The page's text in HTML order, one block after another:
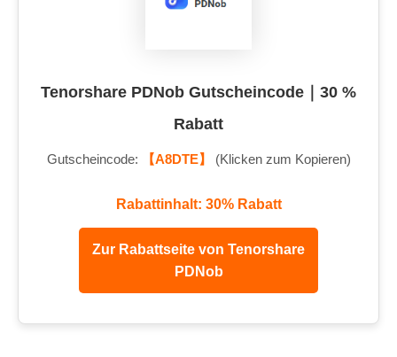
Tenorshare PDNob Gutscheincode｜30 %
Rabatt
Gutscheincode: 【A8DTE】 (Klicken zum Kopieren)
Rabattinhalt: 30% Rabatt
Zur Rabattseite von Tenorshare
PDNob